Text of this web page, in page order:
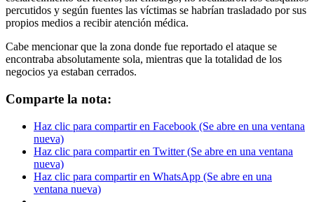
percutidos y según fuentes las víctimas se habrían trasladado por sus
propios medios a recibir atención médica.
Cabe mencionar que la zona donde fue reportado el ataque se
encontraba absolutamente sola, mientras que la totalidad de los
negocios ya estaban cerrados.
Comparte la nota:
Haz clic para compartir en Facebook (Se abre en una ventana
nueva)
Haz clic para compartir en Twitter (Se abre en una ventana
nueva)
Haz clic para compartir en WhatsApp (Se abre en una
ventana nueva)